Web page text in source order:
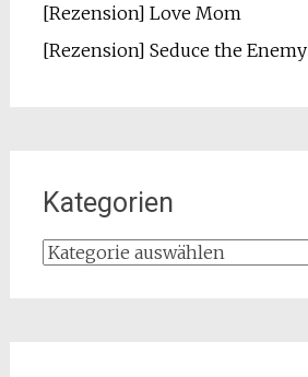
[Rezension] Love Mom
[Rezension] Seduce the Enemy
Kategorien
Kategorien